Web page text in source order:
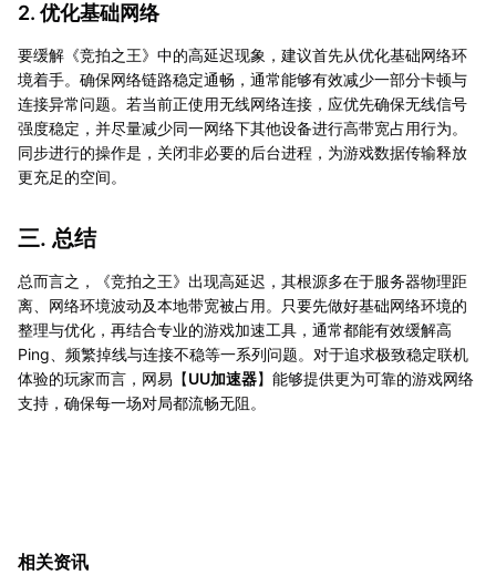
2. 优化基础网络
要缓解《竞拍之王》中的高延迟现象，建议首先从优化基础网络环
境着手。确保网络链路稳定通畅，通常能够有效减少一部分卡顿与
连接异常问题。若当前正使用无线网络连接，应优先确保无线信号
强度稳定，并尽量减少同一网络下其他设备进行高带宽占用行为。
同步进行的操作是，关闭非必要的后台进程，为游戏数据传输释放
更充足的空间。
三. 总结
总而言之，《竞拍之王》出现高延迟，其根源多在于服务器物理距
离、网络环境波动及本地带宽被占用。只要先做好基础网络环境的
整理与优化，再结合专业的游戏加速工具，通常都能有效缓解高
Ping、频繁掉线与连接不稳等一系列问题。对于追求极致稳定联机
体验的玩家而言，网易【UU加速器】能够提供更为可靠的游戏网络
支持，确保每一场对局都流畅无阻。
相关资讯